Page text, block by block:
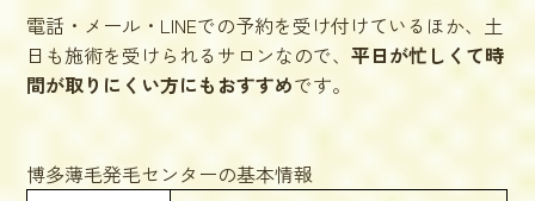
電話・メール・LINEでの予約を受け付けているほか、土
日も施術を受けられるサロンなので、平日が忙しくて時
間が取りにくい方にもおすすめです。
博多薄毛発毛センターの基本情報